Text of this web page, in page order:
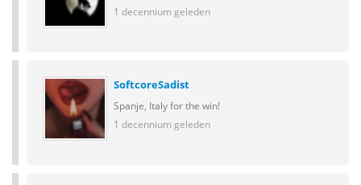
1 decennium geleden
SoftcoreSadist
Spanje, Italy for the win!
1 decennium geleden